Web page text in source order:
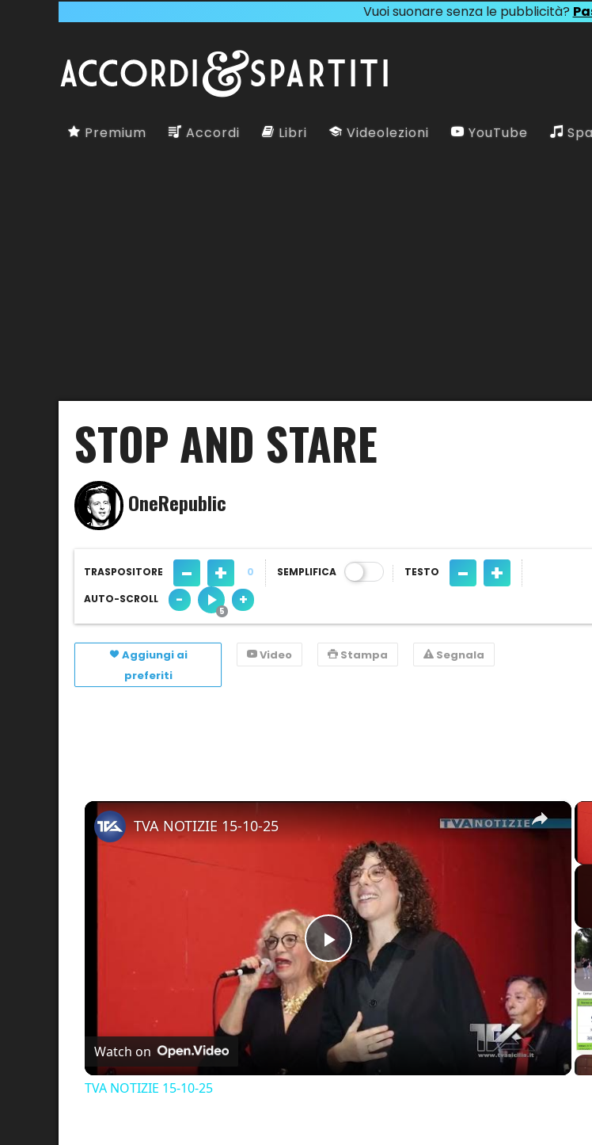
Vuoi suonare senza le pubblicità?
Premium Accordi Libri Videolezioni YouTube
STOP AND STARE
OneRepublic
TRASPOSITORE - + 0 SEMPLIFICA TESTO - +
AUTO-SCROLL - +
Aggiungi ai
preferiti
Video Stampa Segnala
×
Play
Video
TVA NOTIZIE 15-10-25
Watch on
TVA NOTIZIE 15-10-25